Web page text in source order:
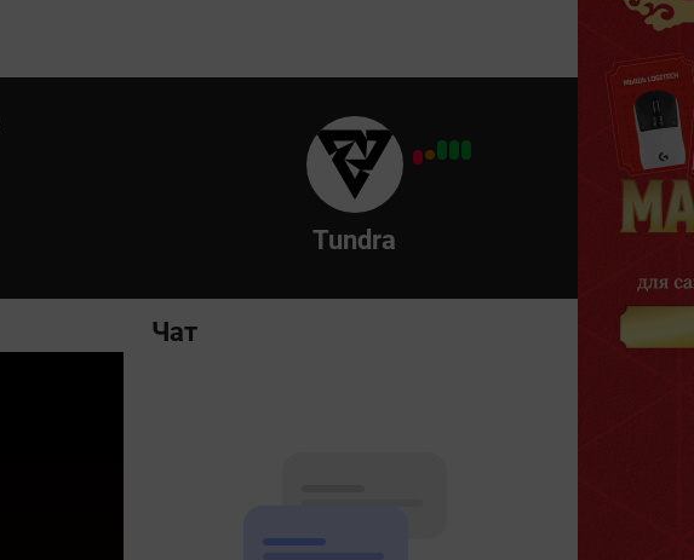
Tundra
Чат